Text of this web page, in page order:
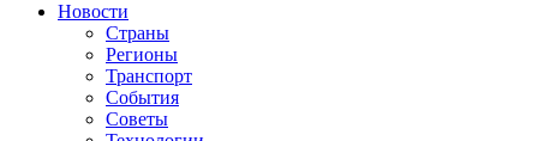
Новости
Страны
Регионы
Транспорт
События
Советы